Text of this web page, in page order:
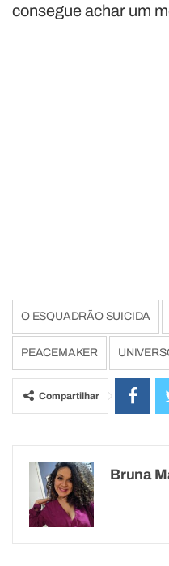
consegue achar um
O ESQUADRÃO SUICIDA
PEACEMAKER
Compartilhar
Bruna